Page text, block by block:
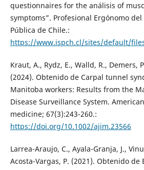
questionnaires for the análisis of
symptoms”. Profesional Ergónomo
Pública de Chile.:
https://www.ispch.cl/sites/default/
Kraut, A., Rydz, E., Walld, R., Demers,
(2024). Obtenido de Carpal tunnel
Manitoba workers: Results from the
Disease Surveillance System.
medicine; 67(3):243-260.:
https://doi.org/10.1002/ajim.23566
Larrea-Araujo, C., Ayala-Granja, J.,
Acosta-Vargas, P. (2021). Obtenido de